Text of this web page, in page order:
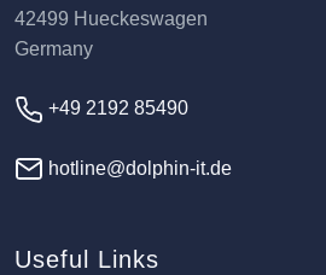
42499 Hueckeswagen
Germany
+49 2192 85490
hotline@dolphin-it.de
Useful Links